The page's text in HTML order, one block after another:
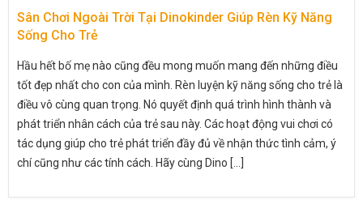
Sân Chơi Ngoài Trời Tại Dinokinder Giúp Rèn Kỹ Năng
Sống Cho Trẻ
Hầu hết bố mẹ nào cũng đều mong muốn mang đến những điều
tốt đẹp nhất cho con của mình. Rèn luyện kỹ năng sống cho trẻ là
điều vô cùng quan trọng. Nó quyết định quá trình hình thành và
phát triển nhân cách của trẻ sau này. Các hoạt động vui chơi có
tác dụng giúp cho trẻ phát triển đầy đủ về nhận thức tình cảm, ý
chí cũng như các tính cách. Hãy cùng Dino [...]